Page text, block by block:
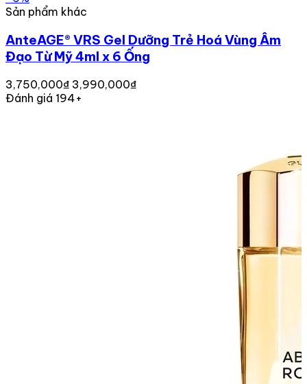
Sản phẩm khác
AnteAGE® VRS Gel Dưỡng Trẻ Hoá Vùng Âm
Đạo Từ Mỹ 4ml x 6 Ống
3,750,000₫ 3,990,000₫
Đánh giá 194+